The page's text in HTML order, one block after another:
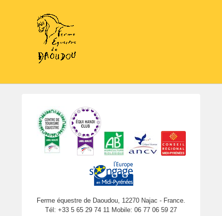
Ferme équestre de Daoudou, 12270 Najac - France.
Tél: +33 5 65 29 74 11 Mobile: 06 77 06 59 27